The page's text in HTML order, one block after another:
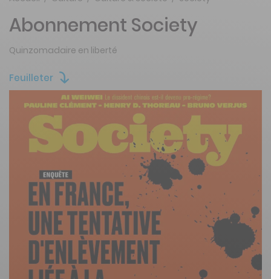
Feuilleter
Abonnement Society
Quinzomadaire en liberté